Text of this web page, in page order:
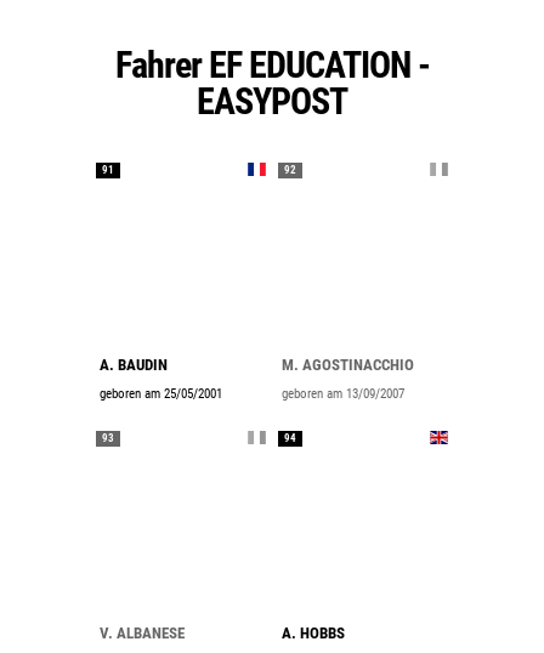
Fahrer EF EDUCATION -
EASYPOST
91
A. BAUDIN
geboren am 25/05/2001
92
M. AGOSTINACCHIO
geboren am 13/09/2007
93
V. ALBANESE
94
A. HOBBS